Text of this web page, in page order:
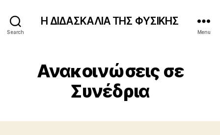
Search
Η ΔΙΔΑΣΚΑΛΙΑ ΤΗΣ ΦΥΣΙΚΗΣ
Menu
Ανακοινώσεις σε
Συνέδρια